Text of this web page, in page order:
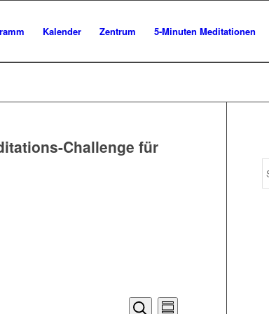
Kalender Zentrum 5-Minuten Meditationen
Challenge für
Veranstaltungen
Veranstaltung